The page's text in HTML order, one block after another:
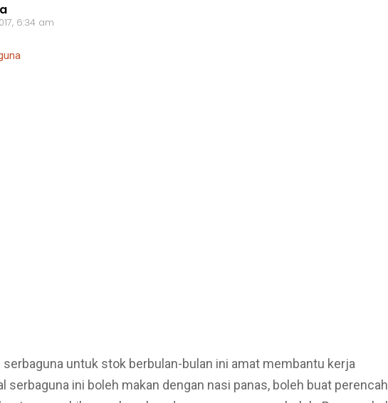
6:34 am
untuk stok berbulan-bulan ini amat membantu kerja
serbaguna ini boleh makan dengan nasi panas, boleh buat perencah